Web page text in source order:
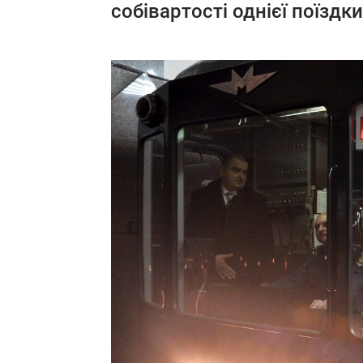
собівартості однієї